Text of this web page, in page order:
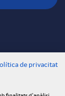
de privacitat